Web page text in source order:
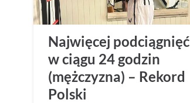
Najwięcej podciągnięć
w ciągu 24 godzin
(mężczyzna) – Rekord
Polski